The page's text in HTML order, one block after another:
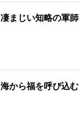
凄まじい知略の軍
海から福を呼び込む